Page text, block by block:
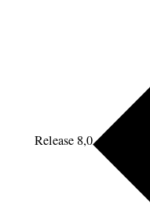
Release 8,0